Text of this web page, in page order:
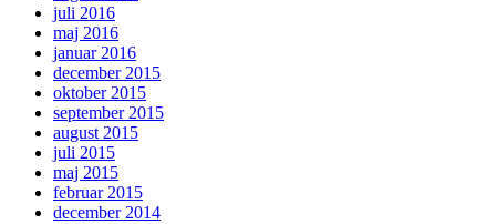
juli 2016
maj 2016
januar 2016
december 2015
oktober 2015
september 2015
august 2015
juli 2015
maj 2015
februar 2015
december 2014